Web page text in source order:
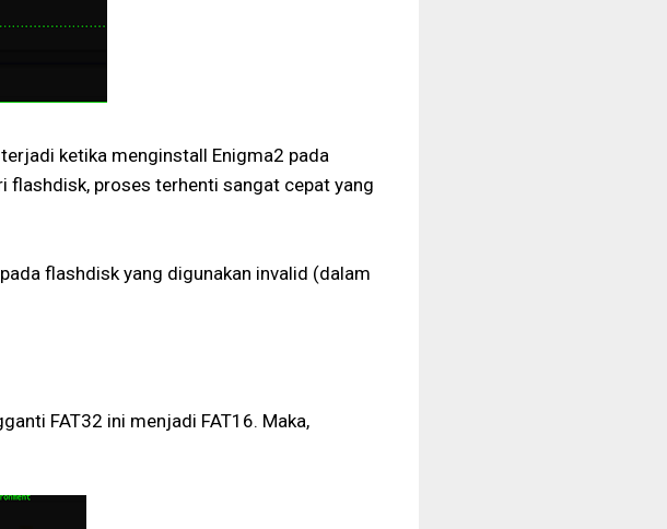
ketika menginstall Enigma2 pada
flashdisk, proses terhenti sangat cepat yang
flashdisk yang digunakan invalid (dalam
FAT32 ini menjadi FAT16. Maka,